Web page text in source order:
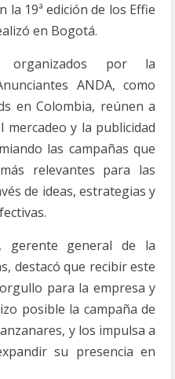
la 19ª edición de los Effie
en Bogotá.
organizados por la
ANDA, como
en Colombia, reúnen a
y la publicidad
las campañas que
relevantes para las
de ideas, estrategias y
gerente general de la
destacó que recibir este
para la empresa y
posible la campaña de
y los impulsa a
su presencia en